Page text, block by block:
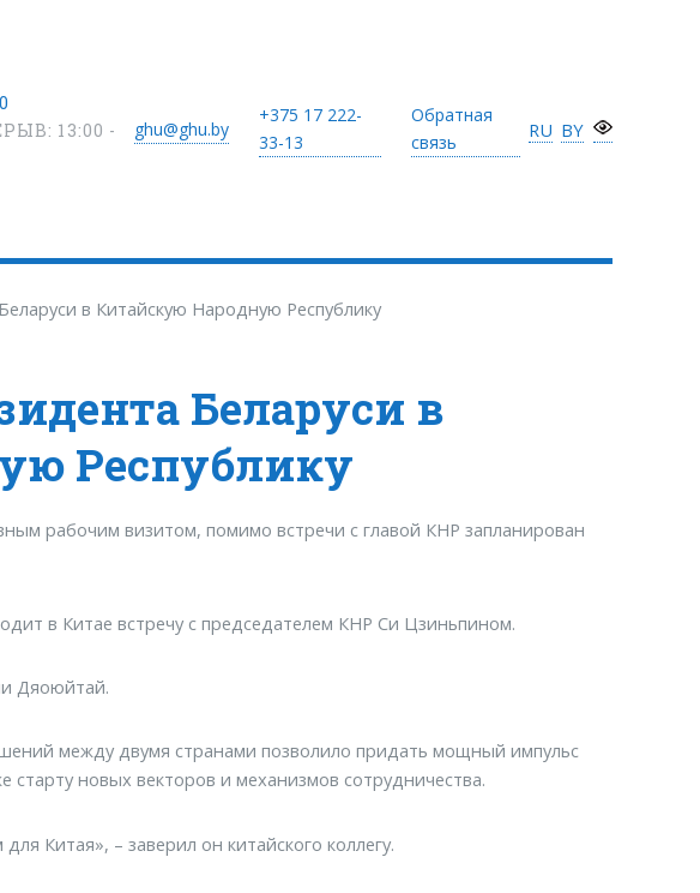
13:00 -
ghu@ghu.by
+375 17 222-
33-13
Обратная
связь
RU BY
в Китайскую Народную Республику
Беларуси в
Республику
рабочим визитом, помимо встречи с главой КНР запланирован
в Китае встречу с председателем КНР Си Цзиньпином.
Дяоюйтай.
между двумя странами позволило придать мощный импульс
новых векторов и механизмов сотрудничества.
Китая», – заверил он китайского коллегу.